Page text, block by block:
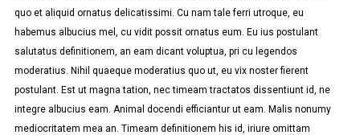
quo et aliquid ornatus delicatissimi. Cu nam tale ferri utroque, eu
habemus albucius mel, cu vidit possit ornatus eum. Eu ius postulant
salutatus definitionem, an eam dicant voluptua, pri cu legendos
moderatius. Nihil quaeque moderatius quo ut, eu vix noster fierent
postulant. Est ut magna tation, nec timeam tractatos dissentiunt id, ne
integre albucius eam. Animal docendi efficiantur ut eam. Malis nonumy
mediocritatem mea an. Timeam definitionem his id, iriure omittam